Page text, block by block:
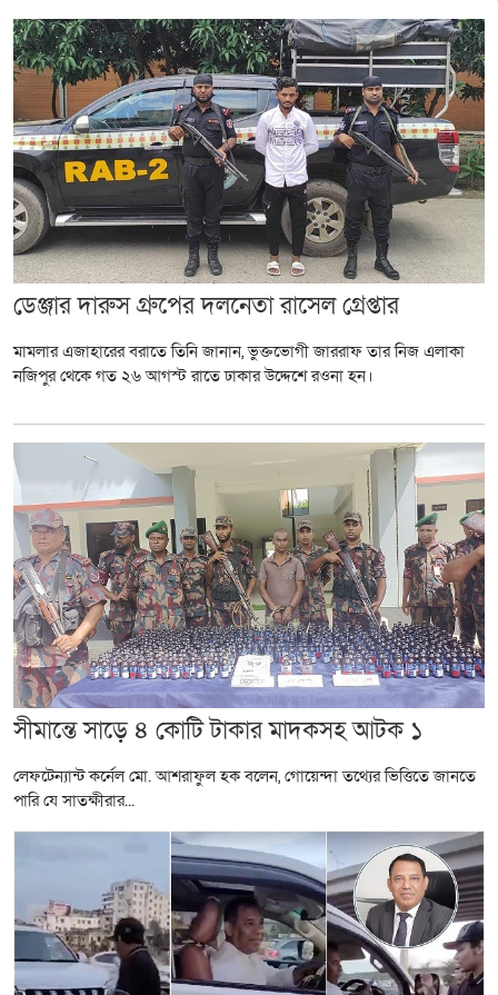
ডেঞ্জার দারুস গ্রুপের দলনেতা রাসেল গ্রেপ্তার
মামলার এজাহারের বরাতে তিনি জানান, ভুক্তভোগী জাররাফ তার নিজ এলাকা
নজিপুর থেকে গত ২৬ আগস্ট রাতে ঢাকার উদ্দেশে রওনা হন।
সীমান্তে সাড়ে ৪ কোটি টাকার মাদকসহ আটক ১
লেফটেন্যান্ট কর্নেল মো. আশরাফুল হক বলেন, গোয়েন্দা তথ্যের ভিত্তিতে জানতে
পারি যে সাতক্ষীরার...